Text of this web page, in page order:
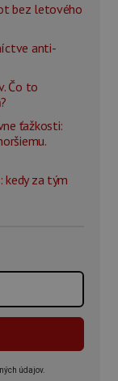
bez letového
anti-
Čo to
ťažkosti:
kedy za tým
údajov.